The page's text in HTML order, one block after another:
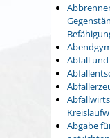
Abfall
Abgabe